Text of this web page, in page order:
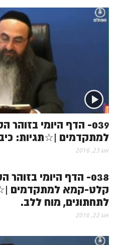
039- הדף היומי
למתקדמים |☆תגיות:
אוג 23, 2016
038- הדף היומי
קלט-קמא למתקדמים |☆
לתחתונים, מוח ללב.
אוג 22, 2016